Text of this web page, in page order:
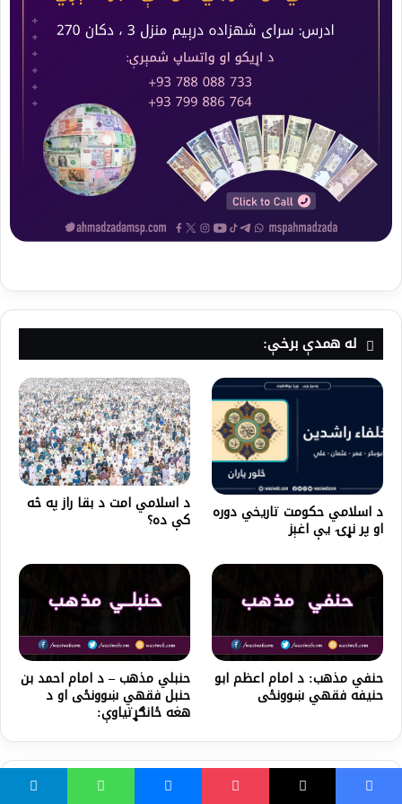
له همدې برخې:
د اسلامي حکومت تاریخي دوره
او پر نړۍ یې اغېز
د اسلامي امت د بقا راز په څه
کې ده؟
حنفي مذهب: د امام اعظم ابو
حنیفه فقهي ښوونځی
حنبلي مذهب – د امام احمد بن
حنبل فقهي ښوونځی او د
هغه ځانګړتیاوې:
ښايي خوښ مو شي